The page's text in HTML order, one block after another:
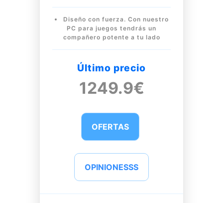
Diseño con fuerza. Con nuestro
PC para juegos tendrás un
compañero potente a tu lado
Último precio
1249.9€
OFERTAS
OPINIONESSS